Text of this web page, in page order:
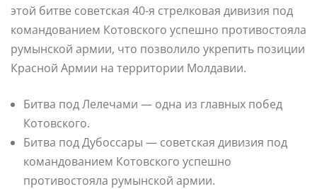
этой битве советская 40-я стрелковая дивизия под
командованием Котовского успешно противостояла
румынской армии, что позволило укрепить позиции
Красной Армии на территории Молдавии.
Битва под Лелечами — одна из главных побед
Котовского.
Битва под Дубоссары — советская дивизия под
командованием Котовского успешно
противостояла румынской армии.